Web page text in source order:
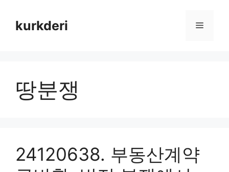
contentkurkderi Menu
땅분쟁
24120638. 부동산계약